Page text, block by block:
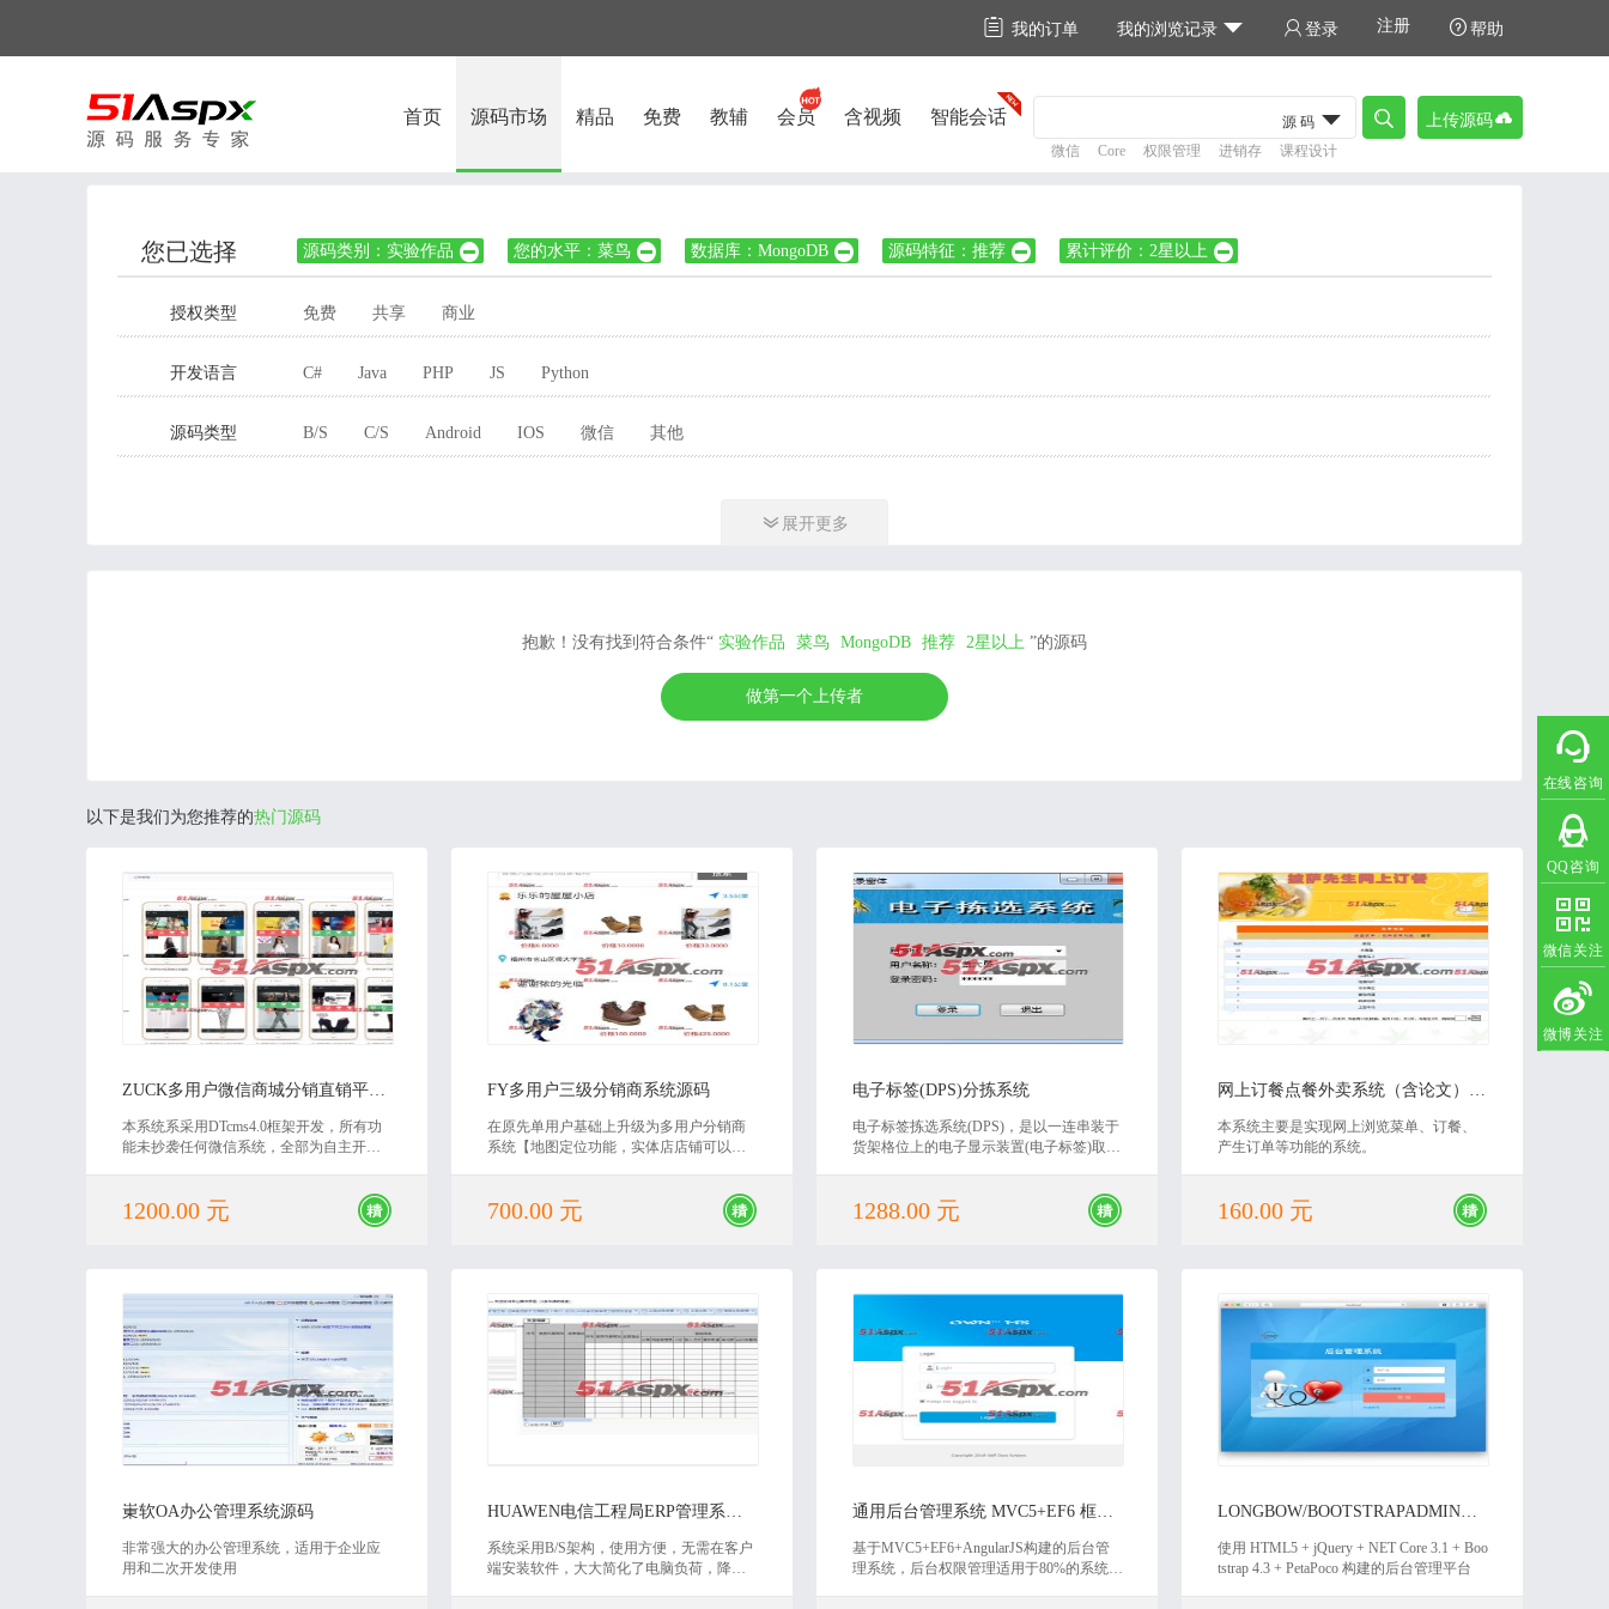
在线咨询
QQ咨询
微信关注
微博关注
 我的订单 我的浏览记录   登录 注册  帮助
首页 源码市场 精品 免费 教辅 会员 含视频 智能会话 
源码 
微信 Core 权限管理 进销存 课程设计
上传源码
您已选择 源码类别：实验作品  您的水平：菜鸟  数据库：MongoDB  源码特征：推荐  累计评价：2星以上 
授权类型 免费 共享 商业
开发语言 C# Java PHP JS Python
源码类型 B/S C/S Android IOS 微信 其他
 展开更多
抱歉！没有找到符合条件“ 实验作品 菜鸟 MongoDB 推荐 2星以上 ”的源码
做第一个上传者
以下是我们为您推荐的热门源码
ZUCK多用户微信商城分销直销平台源码
本系统系采用DTcms4.0框架开发，所有功
能未抄袭任何微信系统，全部为自主开
1200.00 元
FY多用户三级分销商系统源码
在原先单用户基础上升级为多用户分销商
系统【地图定位功能，实体店店铺可以自
700.00 元
电子标签(DPS)分拣系统
电子标签拣选系统(DPS)，是以一连串装于
货架格位上的电子显示装置(电子标签)取代
不仅减少拣错率，更大幅提高效率.
1288.00 元
网上订餐点餐外卖系统（含论文）源码
本系统主要是实现网上浏览菜单、订餐、
产生订单等功能的系统。
160.00 元
崬软OA办公管理系统源码
非常强大的办公管理系统，适用于企业应
用和二次开发使用
HUAWEN电信工程局ERP管理系统源码
系统采用B/S架构，使用方便，无需在客户
端安装软件，大大简化了电脑负荷，降低
通用后台管理系统 MVC5+EF6 框架源码
基于MVC5+EF6+AngularJS构建的后台管
理系统，后台权限管理适用于80%的系统，
LONGBOW/BOOTSTRAPADMIN后台管理系统
使用 HTML5 + jQuery + NET Core 3.1 + Boo
tstrap 4.3 + PetaPoco 构建的后台管理平台